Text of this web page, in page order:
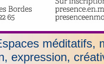
expression,